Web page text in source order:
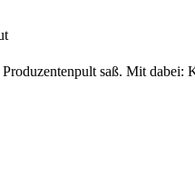
saß. Mit